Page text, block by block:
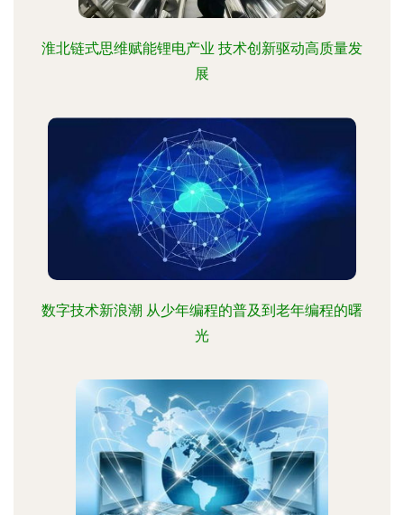
淮北链式思维赋能锂电产业 技术创新驱动高质量发
展
数字技术新浪潮 从少年编程的普及到老年编程的曙
光